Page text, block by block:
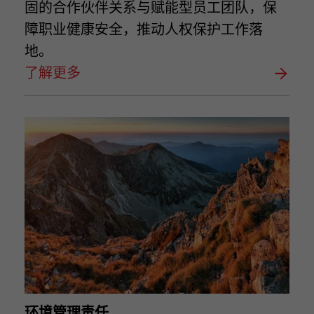
固的合作伙伴关系与赋能型员工团队，保
障职业健康安全，推动人权保护工作落
地。
了解更多